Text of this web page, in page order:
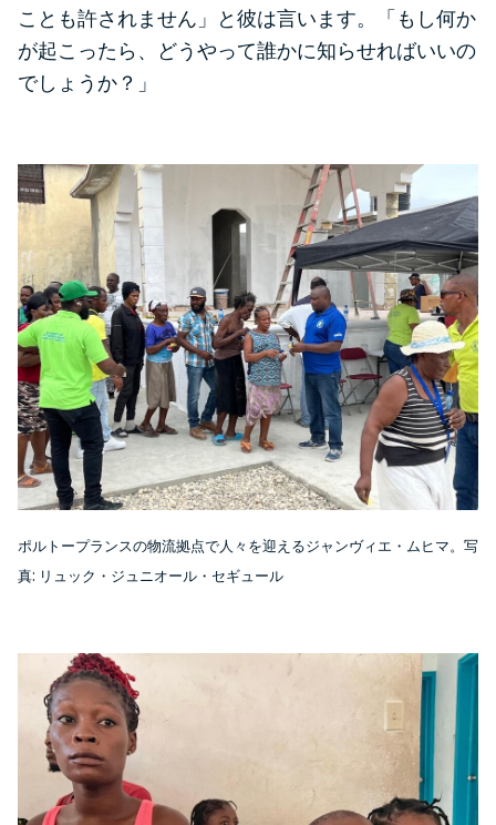
ことも許されません」と彼は言います。「もし何か
が起こったら、どうやって誰かに知らせればいいの
でしょうか？」
ポルトープランスの物流拠点で人々を迎えるジャンヴィエ・ムヒマ。写
真: リュック・ジュニオール・セギュール